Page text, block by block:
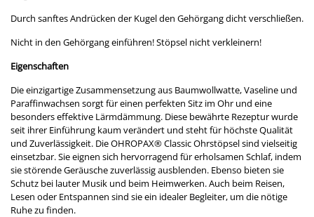
Durch sanftes Andrücken der Kugel den Gehörgang dicht verschließen.
Nicht in den Gehörgang einführen! Stöpsel nicht verkleinern!
Eigenschaften
Die einzigartige Zusammensetzung aus Baumwollwatte, Vaseline und
Paraffinwachsen sorgt für einen perfekten Sitz im Ohr und eine
besonders effektive Lärmdämmung. Diese bewährte Rezeptur wurde
seit ihrer Einführung kaum verändert und steht für höchste Qualität
und Zuverlässigkeit. Die OHROPAX®Classic Ohrstöpsel sind vielseitig
einsetzbar. Sie eignen sich hervorragend für erholsamen Schlaf, indem
sie störende Geräusche zuverlässig ausblenden. Ebenso bieten sie
Schutz bei lauter Musik und beim Heimwerken. Auch beim Reisen,
Lesen oder Entspannen sind sie ein idealer Begleiter, um die nötige
Ruhe zu finden.